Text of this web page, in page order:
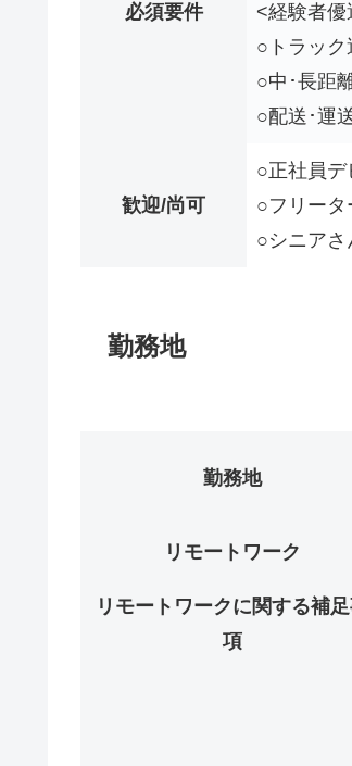
必須要件
<経験者
○トラッ
○中･長距
○配送･運
歓迎/尚可
○正社員
○フリータ
○シニアさ
勤務地
勤務地
リモートワーク
リモートワークに関する補
項